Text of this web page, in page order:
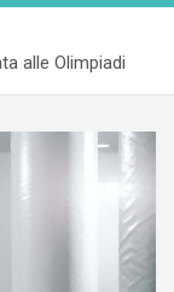
alle Olimpiadi